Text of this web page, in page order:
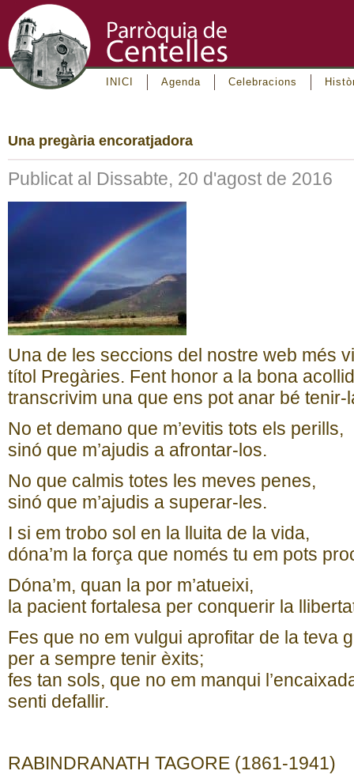
INICI Agenda Celebracions
Una pregària encoratjadora
Publicat al Dissabte, 20 d'agost de 2016
Una de les seccions del nostre web més
títol Pregàries. Fent honor a la bona
transcrivim una que ens pot anar bé tenir-
No et demano que m’evitis tots els perills,
sinó que m’ajudis a afrontar-los.
No que calmis totes les meves penes,
sinó que m’ajudis a superar-les.
I si em trobo sol en la lluita de la vida,
dóna’m la força que només tu em pots
Dóna’m, quan la por m’atueixi,
la pacient fortalesa per conquerir la
Fes que no em vulgui aprofitar de la teva
per a sempre tenir èxits;
fes tan sols, que no em manqui
senti defallir.
RABINDRANATH TAGORE (1861-1941)